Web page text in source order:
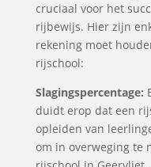
cruciaal voor het
rijbewijs. Hier zijn
rekening moet
rijschool:
Slagingspercentage:
duidt erop dat een
opleiden van
om in overweging te